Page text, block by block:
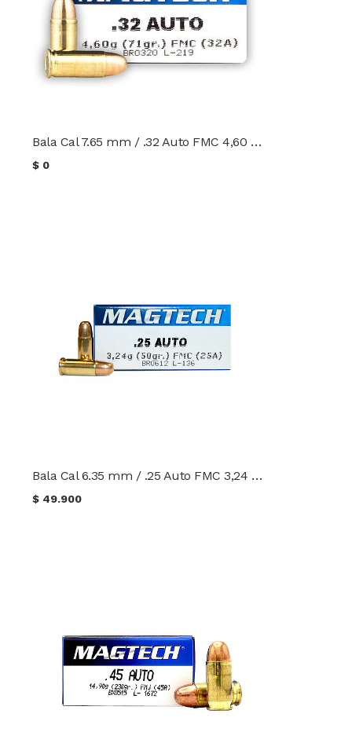
Bala Cal 7.65 mm / .32 Auto FMC 4,60 g. (71 gr.) Magtech
$ 0
Bala Cal 6.35 mm / .25 Auto FMC 3,24 g. (50 gr.) Magtech
$ 49.900